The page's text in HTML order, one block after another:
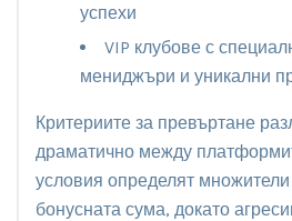
успехи
VIP клубове с
мениджъри и уникални
Критериите за превъртане
драматично между
условия определят
бонусната сума, докато